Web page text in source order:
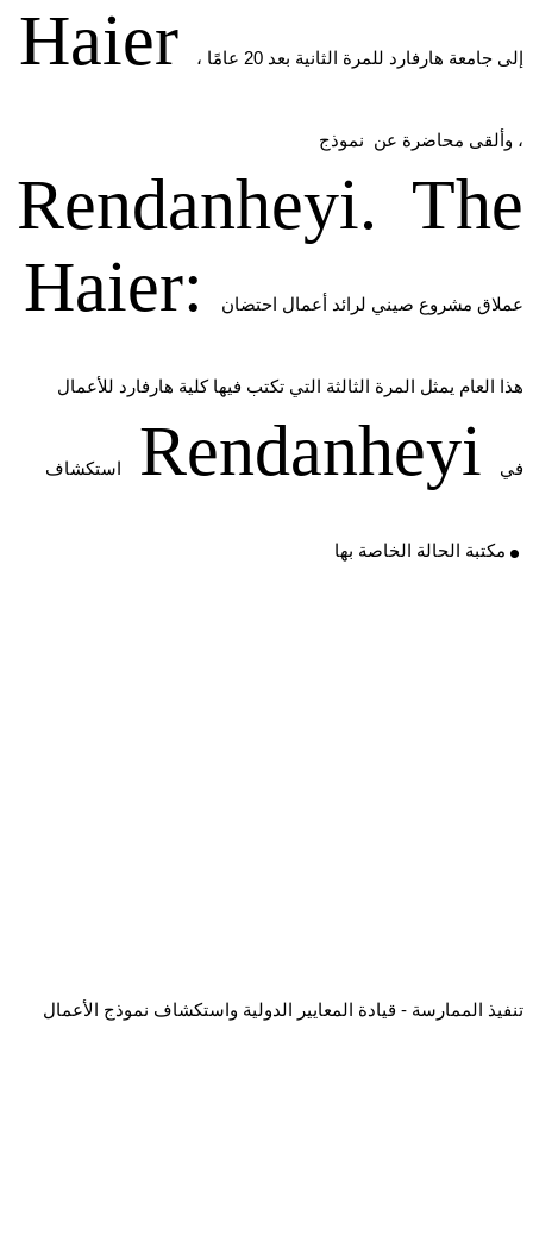
Haier ، إلى جامعة هارفارد للمرة الثانية بعد 20 عامًا
، وألقى محاضرة عن نموذج
Rendanheyi. The
Haier:
عملاق مشروع صيني لرائد أعمال احتضان
هذا العام يمثل المرة الثالثة التي تكتب فيها كلية هارفارد للأعمال
استكشاف Rendanheyi في
مكتبة الحالة الخاصة بها .
تنفيذ الممارسة - قيادة المعايير الدولية واستكشاف نموذج الأعمال